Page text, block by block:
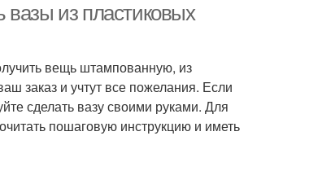
вазы из пластиковых
вещь штампованную, из
заказ и учтут все пожелания. Если
сделать вазу своими руками. Для
пошаговую инструкцию и иметь